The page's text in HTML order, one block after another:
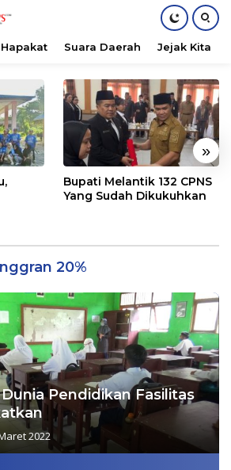
Suara Daerah Jejak Kita
»
Bupati Melantik 132 CPNS
Yang Sudah Dikukuhkan
20%
Pendidikan Fasilitas
2022